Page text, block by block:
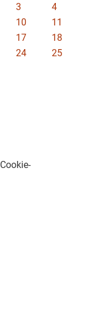
3
4
10
11
17
18
24
25
Cookie-